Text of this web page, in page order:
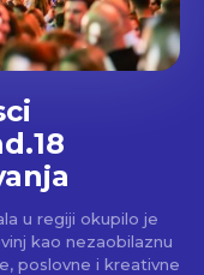
u regiji okupilo je
kao nezaobilaznu
poslovne i kreativne